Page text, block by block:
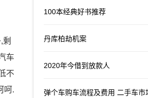
车
不
呵.
100本经典好书推荐
丹库柏劫机案
2020年今借到放款人
弹个车购车流程及费用 二手车市